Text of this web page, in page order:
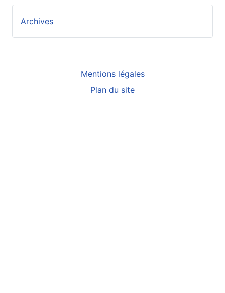
Archives
Mentions légales
Plan du site